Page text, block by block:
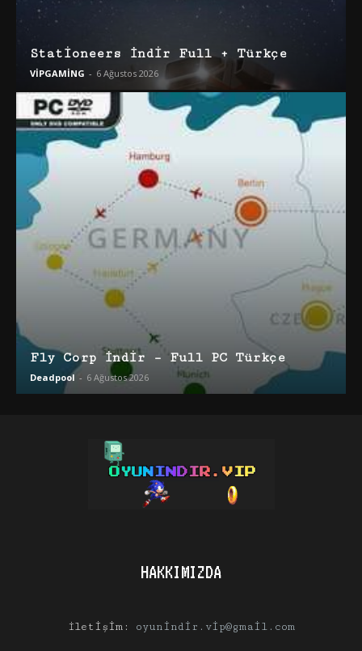
Stationeers İndir Full + Türkçe
VİPGAMİNG - 6 Ağustos 2026
Fly Corp İndir – Full PC Türkçe
Deadpool - 6 Ağustos 2026
HAKKIMIZDA
İletişim: oyunindir.vip@gmail.com